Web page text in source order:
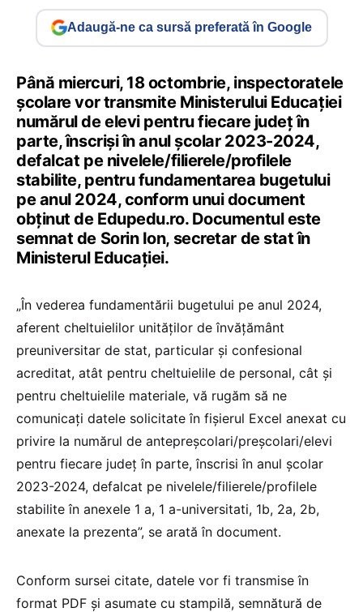
Adaugă-ne ca sursă preferată în Google
Până miercuri, 18 octombrie, inspectoratele
școlare vor transmite Ministerului Educației
numărul de elevi pentru fiecare judeţ în
parte, înscriși în anul școlar 2023-2024,
defalcat pe nivelele/filierele/profilele
stabilite, pentru fundamentarea bugetului
pe anul 2024, conform unui document
obținut de Edupedu.ro. Documentul este
semnat de Sorin Ion, secretar de stat în
Ministerul Educației.
„În vederea fundamentării bugetului pe anul 2024,
aferent cheltuielilor unităților de învăţământ
preuniversitar de stat, particular și confesional
acreditat, atât pentru cheltuielile de personal, cât și
pentru cheltuielile materiale, vă rugăm să ne
comunicați datele solicitate în fișierul Excel anexat cu
privire la numărul de antepreşcolari/preşcolari/elevi
pentru fiecare judeţ în parte, înscrisi în anul școlar
2023-2024, defalcat pe nivelele/filierele/profilele
stabilite în anexele 1 a, 1 a-universitati, 1b, 2a, 2b,
anexate la prezenta”, se arată în document.
Conform sursei citate, datele vor fi transmise în
format PDF și asumate cu stampilă, semnătură de